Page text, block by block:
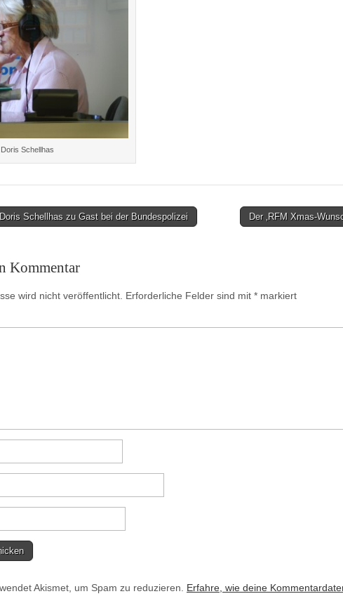
Doris Schellhas
Schellhas zu Gast bei der Bundespolizei Der ‚RFM Xmas-
Kommentar
wird nicht veröffentlicht. Erforderliche Felder sind mit * markiert
Akismet, um Spam zu reduzieren. Erfahre, wie deine